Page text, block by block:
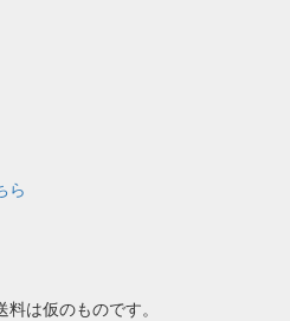
ら
料は仮のものです。